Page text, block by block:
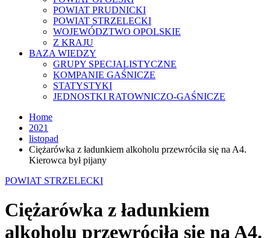
POWIAT PRUDNICKI
POWIAT STRZELECKI
WOJEWÓDZTWO OPOLSKIE
Z KRAJU
BAZA WIEDZY
GRUPY SPECJALISTYCZNE
KOMPANIE GAŚNICZE
STATYSTYKI
JEDNOSTKI RATOWNICZO-GAŚNICZE
Home
2021
listopad
Ciężarówka z ładunkiem alkoholu przewróciła się na A4.
Kierowca był pijany
POWIAT STRZELECKI
Ciężarówka z ładunkiem
alkoholu przewróciła się na A4.